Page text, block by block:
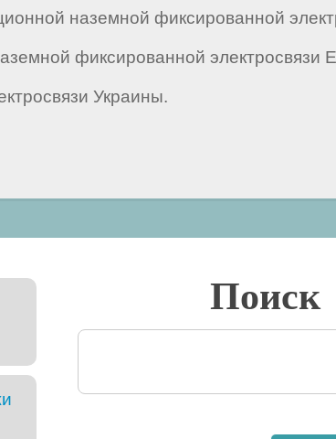
наземной фиксированной
фиксированной электросвязи
Украины.
Поиск